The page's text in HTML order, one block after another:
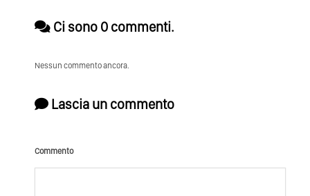
Ci sono 0 commenti.
Nessun commento ancora.
Lascia un commento
Commento